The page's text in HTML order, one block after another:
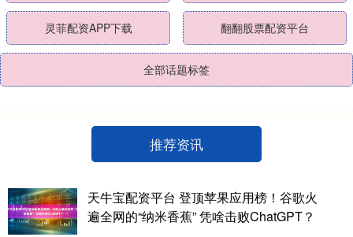
灵菲配资APP下载 翻翻股票配资平台
全部话题标签
推荐资讯
天牛宝配资平台 登顶苹果应用榜！谷歌火
遍全网的“纳米香蕉” 凭啥击败ChatGPT？